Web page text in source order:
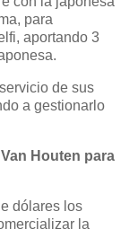
para
aportando 3
de sus
a gestionarlo
Houten para
dólares los
la